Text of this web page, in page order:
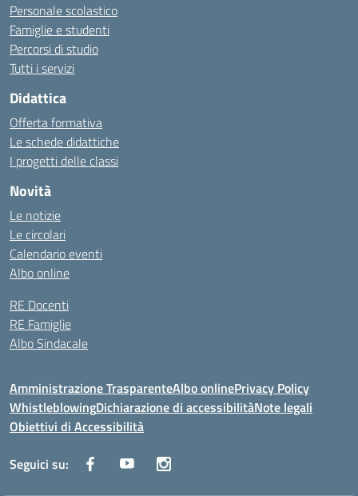
Personale scolastico
Famiglie e studenti
Percorsi di studio
Tutti i servizi
Didattica
Offerta formativa
Le schede didattiche
I progetti delle classi
Novità
Le notizie
Le circolari
Calendario eventi
Albo online
RE Docenti
RE Famiglie
Albo Sindacale
Amministrazione TrasparenteAlbo onlinePrivacy Policy
WhistleblowingDichiarazione di accessibilitàNote legali
Obiettivi di Accessibilità
Seguici su: